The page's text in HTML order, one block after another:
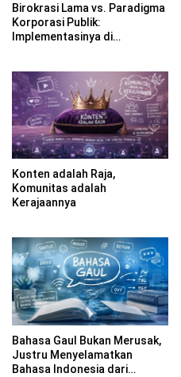
Birokrasi Lama vs. Paradigma
Korporasi Publik:
Implementasinya di
Konten adalah Raja,
Komunitas adalah
Kerajaannya
Bahasa Gaul Bukan Merusak,
Justru Menyelamatkan
Bahasa Indonesia dari